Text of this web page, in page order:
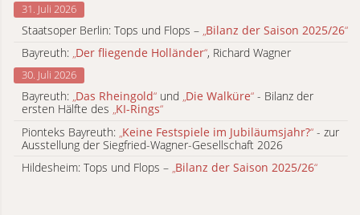
31. Juli 2026
Staatsoper Berlin: Tops und Flops – „Bilanz der Saison 2025/26“
Bayreuth: „Der fliegende Holländer“, Richard Wagner
30. Juli 2026
Bayreuth: „Das Rheingold“ und „Die Walküre“ - Bilanz der
ersten Hälfte des „KI-Rings“
Pionteks Bayreuth: Keine Festspiele im Jubiläumsjahr?“ - zur
Ausstellung der Siegfried-Wagner-Gesellschaft 2026
Hildesheim: Tops und Flops – „Bilanz der Saison 2025/26“